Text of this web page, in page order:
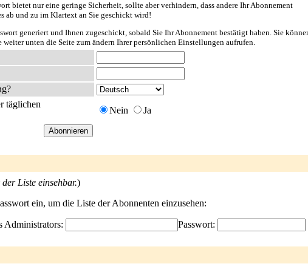
bietet nur eine geringe Sicherheit, sollte aber verhindern, dass andere Ihr Abonnement
ab und zu im Klartext an Sie geschickt wird!
generiert und Ihnen zugeschickt, sobald Sie Ihr Abonnement bestätigt haben. Sie
unten die Seite zum ändern Ihrer persönlichen Einstellungen aufrufen.
täglichen
Nein Ja
Liste einsehbar.)
ein, um die Liste der Abonnenten einzusehen:
Administrators: Passwort: